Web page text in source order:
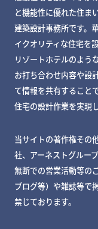
と機能性に優れた住ま
建築設計事務所です。
イクオリティな住宅を
リゾートホテルのよう
お打ち合わせ内容や設
て情報を共有すること
住宅の設計作業を実現
当サイトの著作権その
社、アーネストグルー
無断での営業活動等の
ブログ等）や雑誌等で
禁じております。